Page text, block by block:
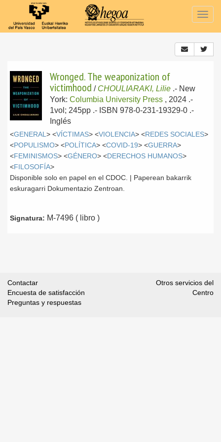
Wronged. The weaponization of
victimhood / CHOULIARAKI, Lilie .- New
York: Columbia University Press , 2024 .-
1vol; 245pp .- ISBN 978-0-231-19329-0 .-
Inglés
<GENERAL > <VÍCTIMAS> <VIOLENCIA> <REDES SOCIALES>
<POPULISMO> <POLÍTICA> <COVID-19> <GUERRA>
<FEMINISMOS> <GÉNERO> <DERECHOS HUMANOS>
<FILOSOFÍA>
Disponible solo en papel en el CDOC. | Paperean bakarrik
eskuragarri Dokumentazio Zentroan.
Signatura: M-7496 ( libro )
Contactar
Encuesta de satisfacción
Preguntas y respuestas
Otros servicios del
Centro